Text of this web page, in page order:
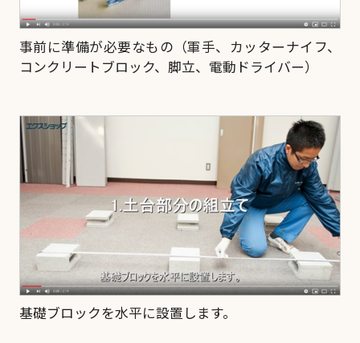
事前に準備が必要なもの（軍手、カッターナイフ、
コンクリートブロック、脚立、電動ドライバー）
基礎ブロックを水平に設置します。